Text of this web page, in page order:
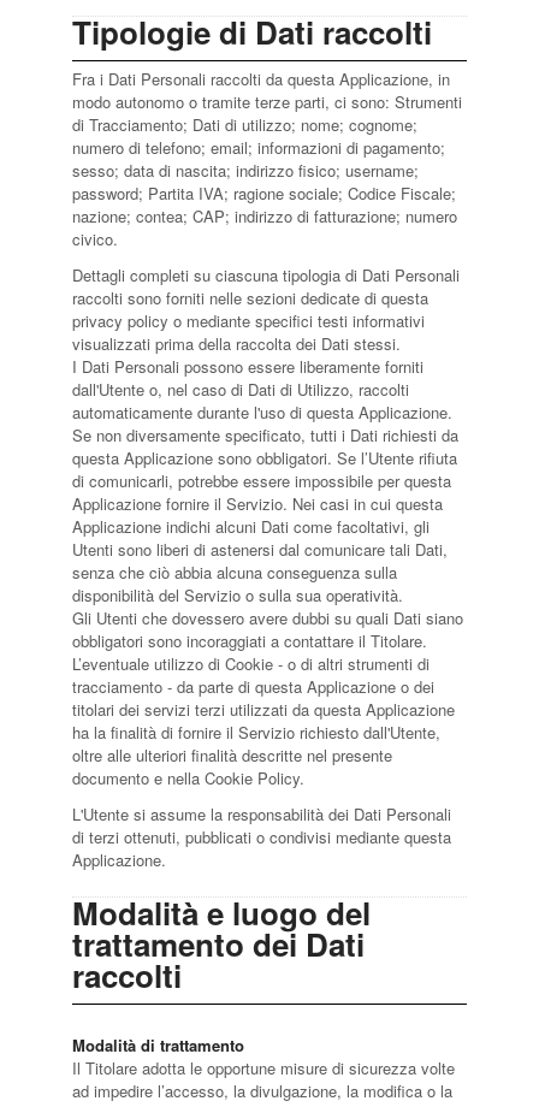
Tipologie di Dati raccolti
Fra i Dati Personali raccolti da questa Applicazione, in
modo autonomo o tramite terze parti, ci sono: Strumenti
di Tracciamento; Dati di utilizzo; nome; cognome;
numero di telefono; email; informazioni di pagamento;
sesso; data di nascita; indirizzo fisico; username;
password; Partita IVA; ragione sociale; Codice Fiscale;
nazione; contea; CAP; indirizzo di fatturazione; numero
civico.
Dettagli completi su ciascuna tipologia di Dati Personali
raccolti sono forniti nelle sezioni dedicate di questa
privacy policy o mediante specifici testi informativi
visualizzati prima della raccolta dei Dati stessi.
I Dati Personali possono essere liberamente forniti
dall'Utente o, nel caso di Dati di Utilizzo, raccolti
automaticamente durante l'uso di questa Applicazione.
Se non diversamente specificato, tutti i Dati richiesti da
questa Applicazione sono obbligatori. Se l’Utente rifiuta
di comunicarli, potrebbe essere impossibile per questa
Applicazione fornire il Servizio. Nei casi in cui questa
Applicazione indichi alcuni Dati come facoltativi, gli
Utenti sono liberi di astenersi dal comunicare tali Dati,
senza che ciò abbia alcuna conseguenza sulla
disponibilità del Servizio o sulla sua operatività.
Gli Utenti che dovessero avere dubbi su quali Dati siano
obbligatori sono incoraggiati a contattare il Titolare.
L’eventuale utilizzo di Cookie - o di altri strumenti di
tracciamento - da parte di questa Applicazione o dei
titolari dei servizi terzi utilizzati da questa Applicazione
ha la finalità di fornire il Servizio richiesto dall'Utente,
oltre alle ulteriori finalità descritte nel presente
documento e nella Cookie Policy.
L'Utente si assume la responsabilità dei Dati Personali
di terzi ottenuti, pubblicati o condivisi mediante questa
Applicazione.
Modalità e luogo del
trattamento dei Dati
raccolti
Modalità di trattamento
Il Titolare adotta le opportune misure di sicurezza volte
ad impedire l’accesso, la divulgazione, la modifica o la